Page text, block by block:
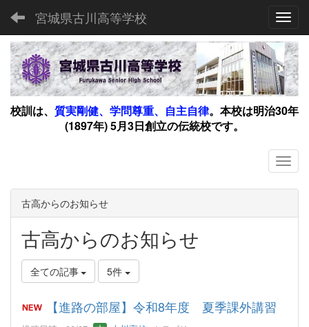
宮城県古川高等学校
校訓は、 質実剛健、学問尊重、自主自律。 本校は明治30年
(1897年) 5月3日創立の伝統校です。
古高からのお知らせ
古高からのお知らせ
全ての記事 5件
【進路の部屋】令和8年度 夏季課外講習